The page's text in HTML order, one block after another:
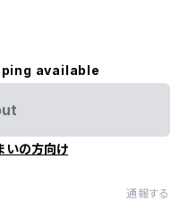
available
いの方向け
通報する